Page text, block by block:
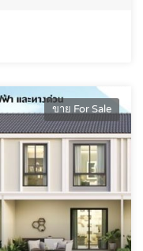
ขาย For Sale